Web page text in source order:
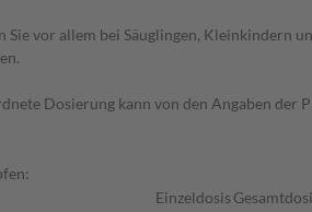
Sie vor allem bei Säuglingen, Kleinkindern
Dosierung kann von den Angaben der
Einzeldosis